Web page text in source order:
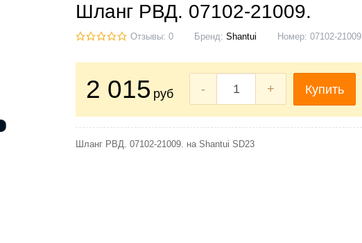
Шланг РВД. 07102-21009.
Отзывы: 0 Бренд: Shantui Номер: 07102-21009
2 015 руб - + Купить
Шланг РВД. 07102-21009. на Shantui SD23